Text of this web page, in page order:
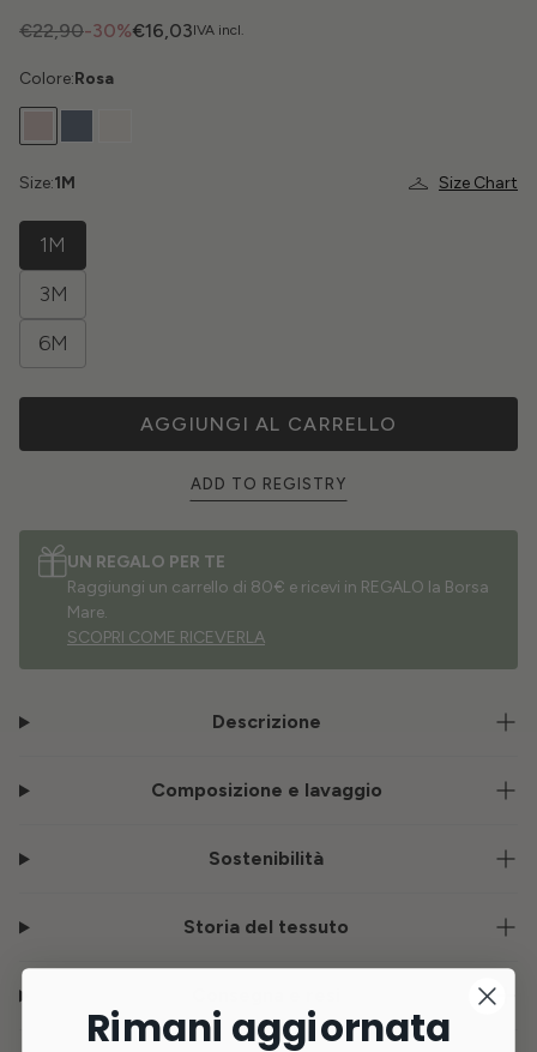
IVA incl.
-30%
€22,90 €16,03
Colore:Rosa
Size Chart
Size:1M
1M
3M
6M
AGGIUNGI AL CARRELLO
ADD TO REGISTRY
UN REGALO PER TE
Raggiungi un carrello di 80€ e ricevi in REGALO la Borsa
Mare.
SCOPRI COME RICEVERLA
Descrizione
Composizione e lavaggio
Sostenibilità
Storia del tessuto
Rimani aggiornata